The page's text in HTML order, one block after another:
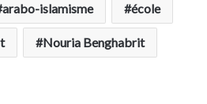
arabo-islamisme école
Nouria Benghabrit